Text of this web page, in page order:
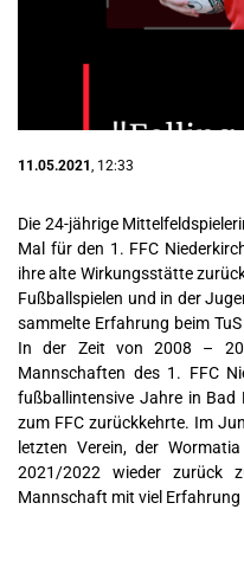
11.05.2021 , 12:33
Die 24-jährige
Mal für den 1. FFC
ihre alte Wirkungsstätte
Fußballspielen und in der
sammelte Erfahrung beim
In der Zeit von 2008 –
Mannschaften des 1. FFC
fußballintensive Jahre in Bad
zum FFC zurückkehrte. Im
letzten Verein, der
2021/2022 wieder zurück
Mannschaft mit viel